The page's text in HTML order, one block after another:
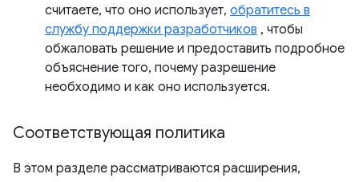
считаете, что оно использует, обратитесь в
службу поддержки разработчиков , чтобы
обжаловать решение и предоставить подробное
объяснение того, почему разрешение
необходимо и как оно используется.
Соответствующая политика
В этом разделе рассматриваются расширения,